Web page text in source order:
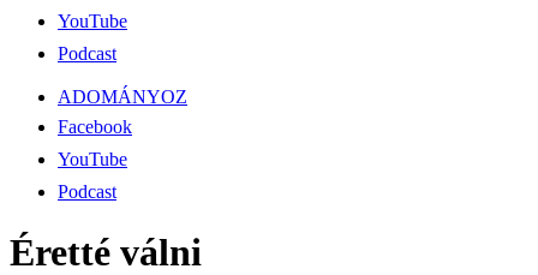
YouTube
Podcast
ADOMÁNYOZ
Facebook
YouTube
Podcast
Éretté válni